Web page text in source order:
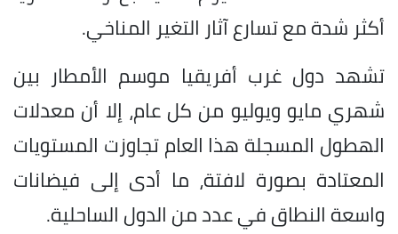
أكثر شدة مع تسارع آثار التغير المناخي.
تشهد دول غرب أفريقيا موسم الأمطار بين
شهري مايو ويوليو من كل عام، إلا أن معدلات
الهطول المسجلة هذا العام تجاوزت المستويات
المعتادة بصورة لافتة، ما أدى إلى فيضانات
واسعة النطاق في عدد من الدول الساحلية.